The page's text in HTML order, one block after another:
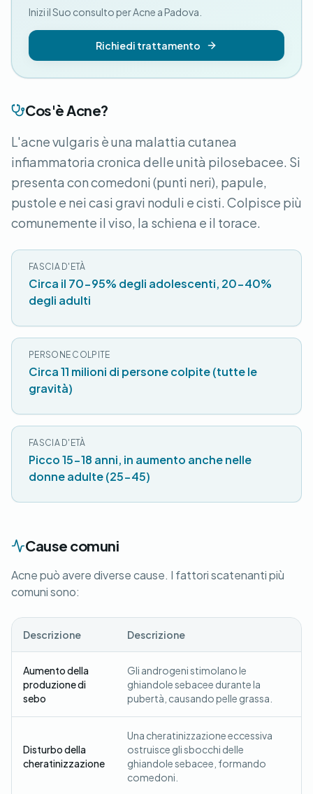
Cos'è Acne?
L'acne vulgaris è una malattia cutanea
infiammatoria cronica delle unità pilosebacee. Si
presenta con comedoni (punti neri), papule,
pustole e nei casi gravi noduli e cisti. Colpisce più
comunemente il viso, la schiena e il torace.
FASCIA D'ETÀ
Circa il 70-95% degli adolescenti, 20-40%
degli adulti
PERSONE COLPITE
Circa 11 milioni di persone colpite (tutte le
gravità)
FASCIA D'ETÀ
Picco 15-18 anni, in aumento anche nelle
donne adulte (25-45)
Cause comuni
Acne può avere diverse cause. I fattori scatenanti più
comuni sono:
Descrizione Descrizione
Aumento della
produzione di
sebo
Gli androgeni stimolano le
ghiandole sebacee durante la
pubertà, causando pelle grassa.
Disturbo della
cheratinizzazione
Una cheratinizzazione eccessiva
ostruisce gli sbocchi delle
ghiandole sebacee, formando
comedoni.
Inizi il Suo consulto per Acne a Padova.
Richiedi trattamento